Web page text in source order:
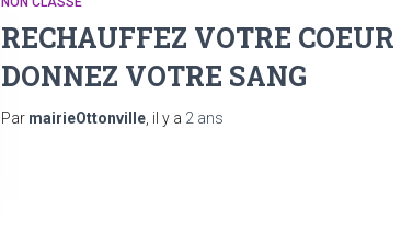
RECHAUFFEZ VOTRE COEUR
DONNEZ VOTRE SANG
Par mairieOttonville , il y a 2 ans